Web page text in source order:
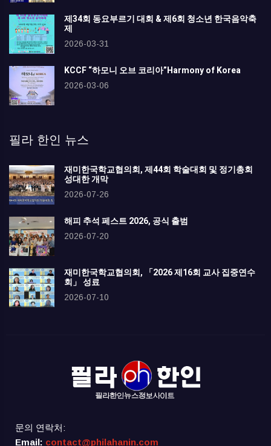
제34회 동요부르기 대회 & 제6회 청소년 한국음악축
제
2026-03-31
KCCF “하모니 오브 코리아”Harmony of Korea
2026-03-06
필라 한인 뉴스
재미한국학교협의회, 제44회 학술대회 및 정기총회
성대한 개막
2026-07-26
해피 추석 페스트 2026, 공식 출범
2026-07-20
재미한국학교협의회, 「2026 제16회 교사 집중연수
회」 성료
2026-07-10
문의 연락처:
Email: contact@philahanin.com